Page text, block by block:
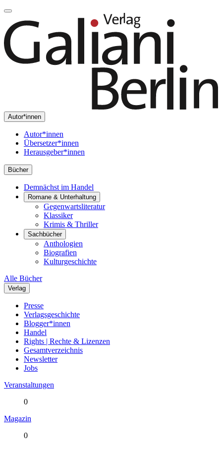
Autor*innen
Autor*innen
Übersetzer*innen
Herausgeber*innen
Bücher
Demnächst im Handel
Romane & Unterhaltung
Gegenwartsliteratur
Klassiker
Krimis & Thriller
Sachbücher
Anthologien
Biografien
Kulturgeschichte
Alle Bücher
Verlag
Presse
Verlagsgeschichte
Blogger*innen
Handel
Rights | Rechte & Lizenzen
Gesamtverzeichnis
Newsletter
Jobs
Veranstaltungen
0
Magazin
0